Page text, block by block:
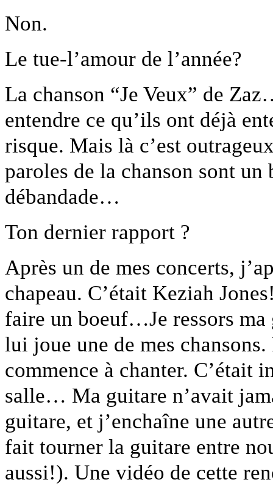
Non.
Le tue-l’amour de l’année?
La chanson “Je Veux” de
entendre ce qu’ils ont déjà
risque. Mais là c’est
paroles de la chanson sont
débandade…
Ton dernier rapport ?
Après un de mes concerts,
chapeau. C’était Keziah
faire un boeuf…Je ressors
lui joue une de mes
commence à chanter. C’était
salle… Ma guitare n’avait
guitare, et j’enchaîne une
fait tourner la guitare entre
aussi!). Une vidéo de cette